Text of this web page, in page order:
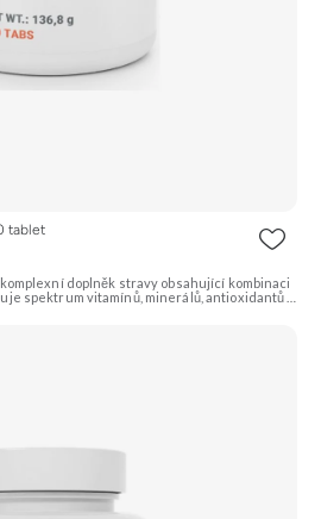
tablet
doplněk stravy obsahující kombinaci
spektrum vitamínů, minerálů, antioxidantů a